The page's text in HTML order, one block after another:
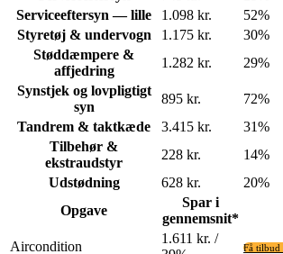
Serviceeftersyn — lille
1.098 kr. 52%
Styretøj & undervogn
1.175 kr. 30%
Støddæmpere &
affjedring
1.282 kr. 29%
Synstjek og lovpligtigt
syn
895 kr. 72%
Tandrem & taktkæde
3.415 kr. 31%
Tilbehør &
ekstraudstyr
228 kr. 14%
Udstødning
628 kr. 20%
Opgave
Spar i
gennemsnit*
Aircondition
1.611 kr. /
Få tilbud